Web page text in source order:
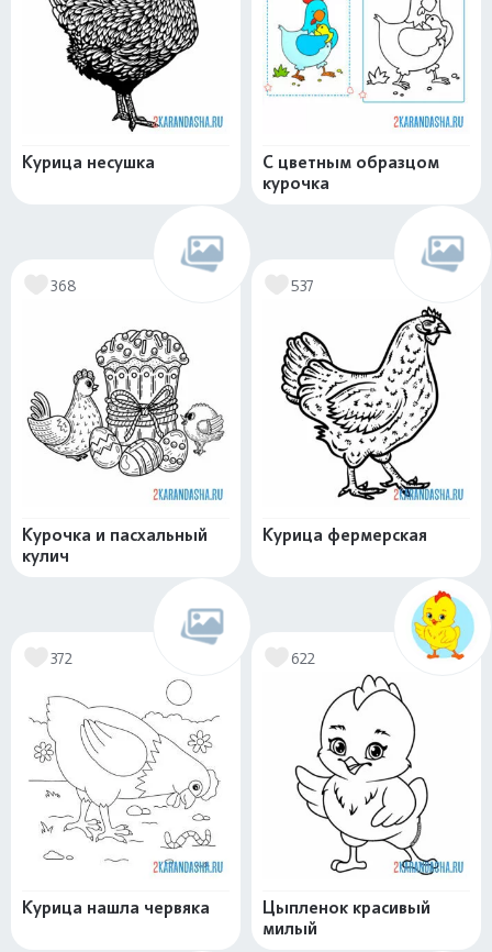
Курица несушка
С цветным образцом
курочка
368
Курочка и пасхальный
кулич
537
Курица фермерская
372
Курица нашла червяка
622
Цыпленок красивый
милый